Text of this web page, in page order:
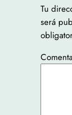
Tu
será